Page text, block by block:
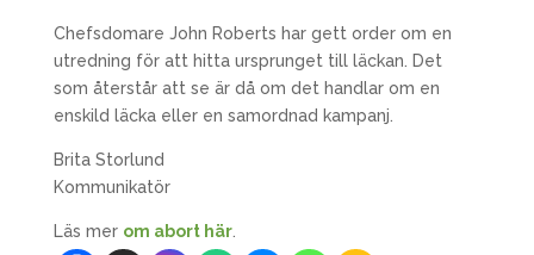
Chefsdomare John Roberts har gett order om en
utredning för att hitta ursprunget till läckan. Det
som återstår att se är då om det handlar om en
enskild läcka eller en samordnad kampanj.
Brita Storlund
Kommunikatör
Läs mer om abort här.